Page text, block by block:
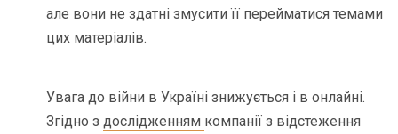
але вони не здатні змусити її перейматися темами
цих матеріалів.
Увага до війни в Україні знижується і в онлайні.
Згідно з дослідженням компанії з відстеження